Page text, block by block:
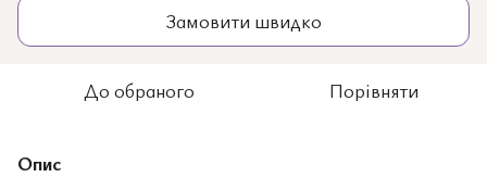
Замовити швидко
До обраного Порівняти
Опис